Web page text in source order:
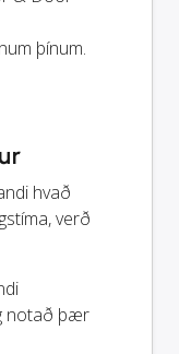
þínum.
hvað
verð
notað þær